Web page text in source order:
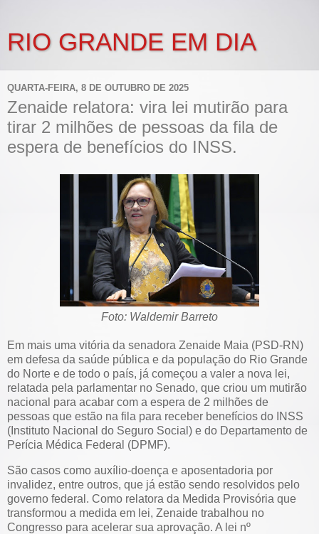
RIO GRANDE EM DIA
QUARTA-FEIRA, 8 DE OUTUBRO DE 2025
Zenaide relatora: vira lei mutirão para
tirar 2 milhões de pessoas da fila de
espera de benefícios do INSS.
Foto: Waldemir Barreto
Em mais uma vitória da senadora Zenaide Maia (PSD-RN)
em defesa da saúde pública e da população do Rio Grande
do Norte e de todo o país, já começou a valer a nova lei,
relatada pela parlamentar no Senado, que criou um mutirão
nacional para acabar com a espera de 2 milhões de
pessoas que estão na fila para receber benefícios do INSS
(Instituto Nacional do Seguro Social) e do Departamento de
Perícia Médica Federal (DPMF).
São casos como auxílio-doença e aposentadoria por
invalidez, entre outros, que já estão sendo resolvidos pelo
governo federal. Como relatora da Medida Provisória que
transformou a medida em lei, Zenaide trabalhou no
Congresso para acelerar sua aprovação. A lei nº